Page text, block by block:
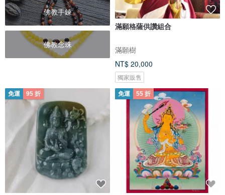
佛教手鍊
佛教念珠
滿願格薩供讚組合
滿願樹
NT$ 20,000
獨家販售
免運 95 折 免運 55 折